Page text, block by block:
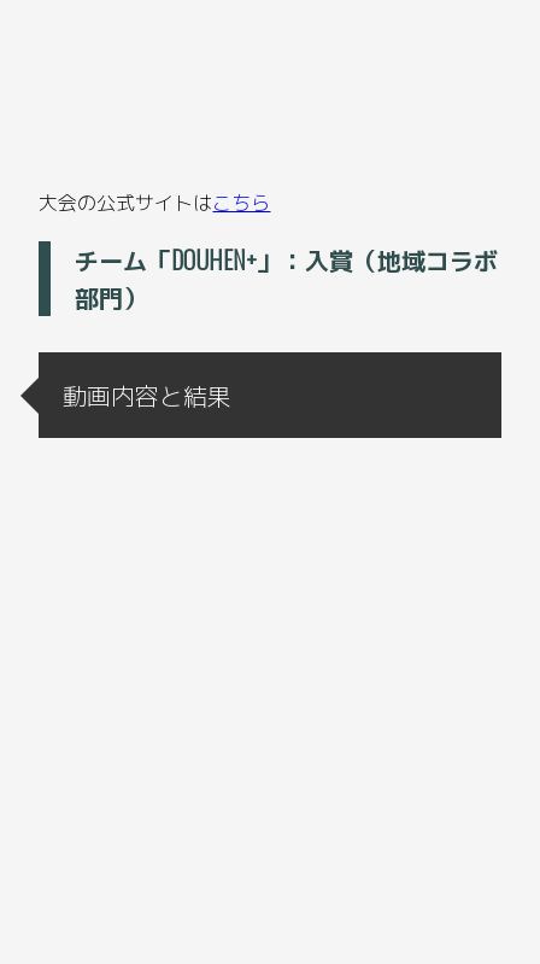
大会の公式サイトはこちら
チーム「DOUHEN+」：入賞（地域コラボ
部門）
動画内容と結果